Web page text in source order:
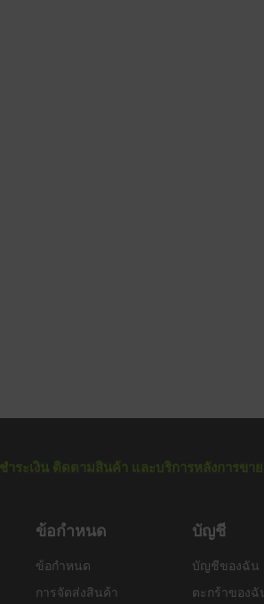
ระเงิน ติดตามสินค้า และบริการหลังการข
ข้อกำหนด
ข้อกำหนด
การจัดส่งสินค้า
บัญชี
บัญชีของฉัน
ตะกร้าของฉั